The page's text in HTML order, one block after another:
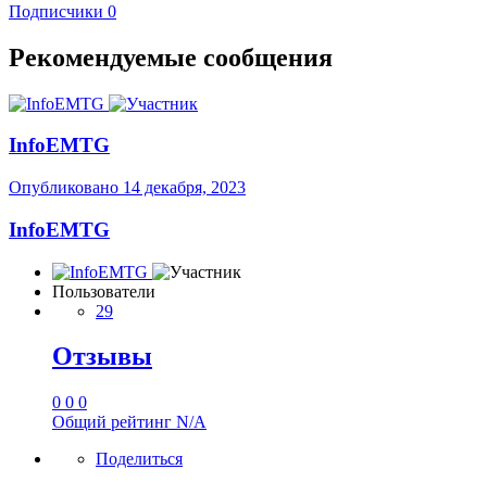
Подписчики 0
Рекомендуемые сообщения
InfoEMTG
Опубликовано 14 декабря, 2023
InfoEMTG
Пользователи
29
Отзывы
0 0 0
Общий рейтинг N/A
Поделиться